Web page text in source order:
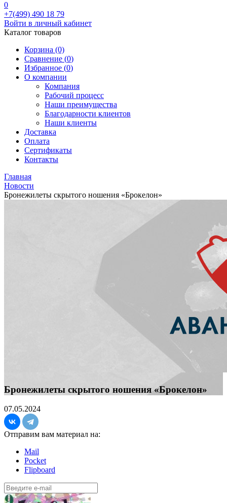
0
+7(499) 490 18 79
Войти в личный кабинет
Каталог товаров
Корзина (0)
Сравнение (0)
Избранное (0)
О компании
Компания
Рабочий процесс
Наши преимущества
Благодарности клиентов
Наши клиенты
Доставка
Оплата
Сертификаты
Контакты
Главная
Новости
Бронежилеты скрытого ношения «Брокелон»
Бронежилеты скрытого ношения «Брокелон»
07.05.2024
Отправим вам материал на:
Mail
Pocket
Flipboard